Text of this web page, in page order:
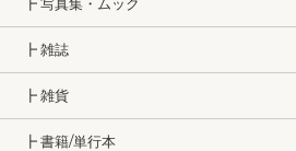
┣ 雑誌
┣ 雑貨
┣ 書籍/単行本